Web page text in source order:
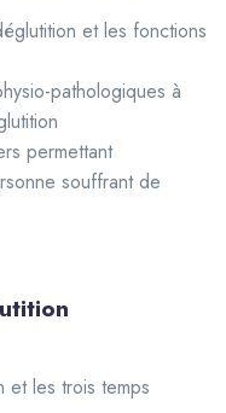
et les fonctions
pathologiques à
permettant
souffrant de
et les trois temps